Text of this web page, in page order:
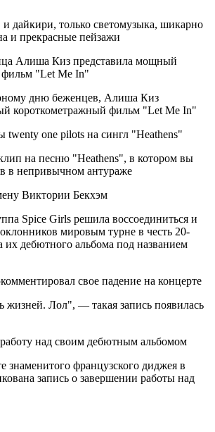
дайкири, только светомузыка, шикарно
и прекрасные пейзажи
Алиша Киз представила мощный
"Let Me In"
дню беженцев, Алиша Киз
короткометражный фильм "Let Me In"
one pilots на сингл "Heathens"
на песню "Heathens", в котором вы
в непривычном антураже
Виктории Бекхэм
Spice Girls решила воссоединиться и
мировым турне в честь 20-
их дебютного альбома под названием
свое падение на концерте
жизней. Лол", — такая запись появилась
над своим дебютным альбомом
знаменитого французского диджея в
запись о завершении работы над